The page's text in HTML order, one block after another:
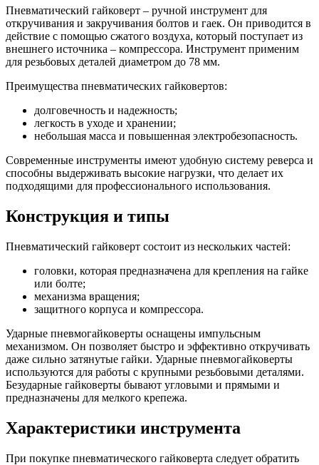
Пневматический гайковерт – ручной инструмент для
откручивания и закручивания болтов и гаек. Он приводится в
действие с помощью сжатого воздуха, который поступает из
внешнего источника – компрессора. Инструмент применим
для резьбовых деталей диаметром до 78 мм.
Преимущества пневматических гайковертов:
долговечность и надежность;
легкость в уходе и хранении;
небольшая масса и повышенная электробезопасность.
Современные инструменты имеют удобную систему реверса и
способны выдерживать высокие нагрузки, что делает их
подходящими для профессионального использования.
Конструкция и типы
Пневматический гайковерт состоит из нескольких частей:
головки, которая предназначена для крепления на гайке
или болте;
механизма вращения;
защитного корпуса и компрессора.
Ударные пневмогайковерты оснащены импульсным
механизмом. Он позволяет быстро и эффективно откручивать
даже сильно затянутые гайки. Ударные пневмогайковерты
используются для работы с крупными резьбовыми деталями.
Безударные гайковерты бывают угловыми и прямыми и
предназначены для мелкого крепежа.
Характеристики инструмента
При покупке пневматического гайковерта следует обратить